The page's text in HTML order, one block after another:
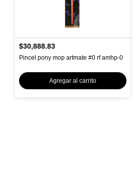
$30,888.83
Pincel pony mop artmate #0 rf amhp-0
Agregar al carrito